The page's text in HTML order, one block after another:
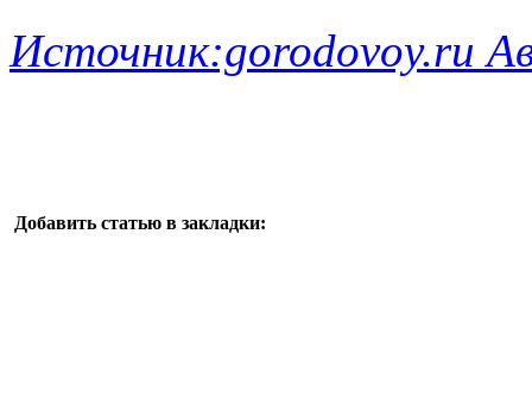
Источник:gorodovoy.ru
Добавить статью в закладки: